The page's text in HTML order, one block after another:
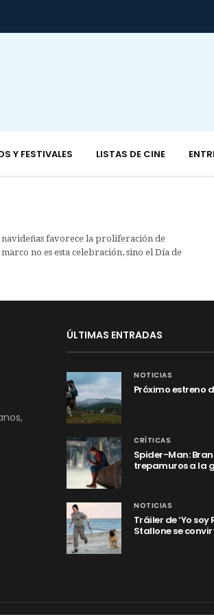
Y FESTIVALES LISTAS DE CINE
navideñas favorece la proliferación de
no es esta celebración, sino el Día de
ÚLTIMAS ENTRADAS
NOTICIAS
Próximo estreno
CRÍTICAS
Spider-Man:
trepamuros a la
NOTICIAS
Tráiler de ‘Yo
Stallone se